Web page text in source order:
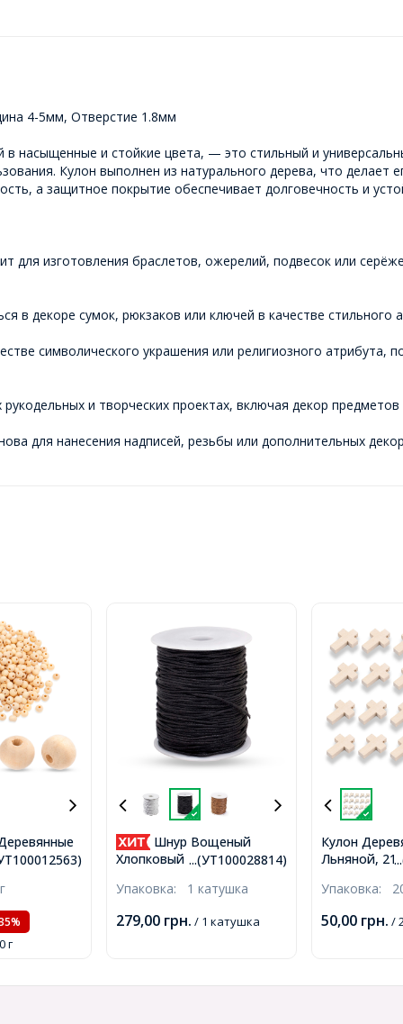
4-5мм, Отверстие 1.8мм
насыщенные и стойкие цвета, — это стильный и
Кулон выполнен из натурального дерева, что делает
а защитное покрытие обеспечивает долговечность и
для изготовления браслетов, ожерелий, подвесок или
в декоре сумок, рюкзаков или ключей в качестве стильного
символического украшения или религиозного атрибута,
и творческих проектах, включая декор
для нанесения надписей, резьбы или дополнительных
г
...(УТ100028814)
Шнур Вощеный
Хлопковый 1.5мм/90м для
Бижутерии, Черный, 1.5мм,
(УТ100028814)
Упаковка: 1 катушка
279,00 грн. / 1 катушка
Кулон
Льняной,
Упаковка:
50,00 грн. /